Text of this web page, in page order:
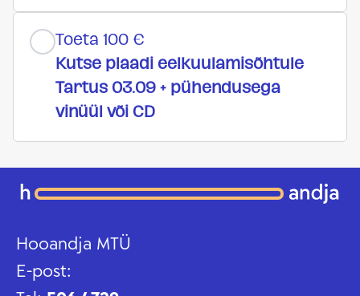
Toeta 100 €
Kutse plaadi eelkuulamisõhtule
Tartus 03.09 + pühendusega
vinüül või CD
Hooandja MTÜ
E-post: